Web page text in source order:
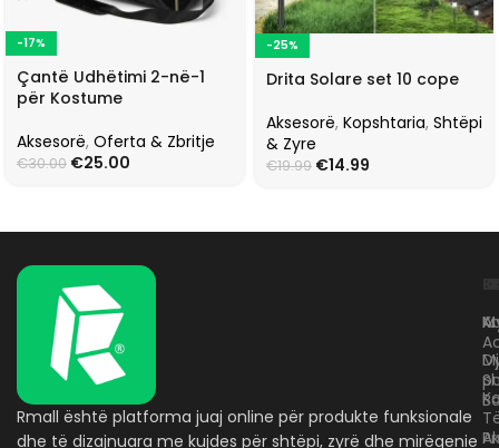
-17%
Çantë Udhëtimi 2-në-1
për Kostume
Aksesorë, Oferta & Zbritje
€30.00 €25.00
-25%
Drita Solare set 10 cope
Aksesorë, Kopshtaria, Shtëpi
& Zyre
€19.99 €14.99
Rmall është platforma juaj online për produkte funksionale
dhe të dizajnuara me kujdes për shtëpi, zyrë dhe mirëqenie